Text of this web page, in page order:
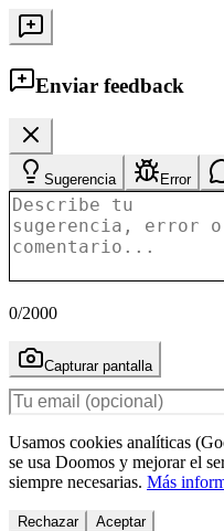
Enviar feedback
Sugerencia Error
0/2000
Capturar pantalla
Usamos cookies analíticas
se usa Doomos y mejorar el
siempre necesarias. Más
Rechazar Aceptar